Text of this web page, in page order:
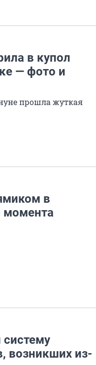
в купол
— фото и
прошла жуткая
в
момента
систему
возникших из-